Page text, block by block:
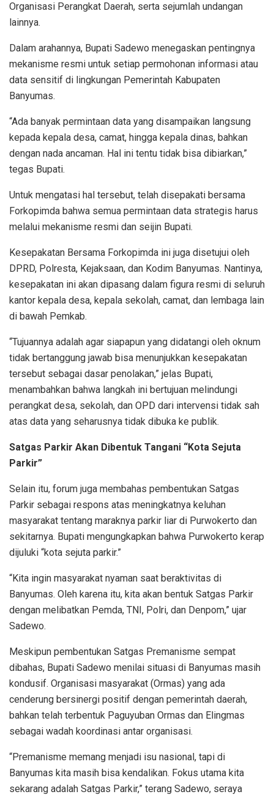
Organisasi Perangkat Daerah, serta sejumlah undangan
lainnya.
Dalam arahannya, Bupati Sadewo menegaskan pentingnya
mekanisme resmi untuk setiap permohonan informasi atau
data sensitif di lingkungan Pemerintah Kabupaten
Banyumas.
“Ada banyak permintaan data yang disampaikan langsung
kepada kepala desa, camat, hingga kepala dinas, bahkan
dengan nada ancaman. Hal ini tentu tidak bisa dibiarkan,”
tegas Bupati.
Untuk mengatasi hal tersebut, telah disepakati bersama
Forkopimda bahwa semua permintaan data strategis harus
melalui mekanisme resmi dan seijin Bupati.
Kesepakatan Bersama Forkopimda ini juga disetujui oleh
DPRD, Polresta, Kejaksaan, dan Kodim Banyumas. Nantinya,
kesepakatan ini akan dipasang dalam figura resmi di seluruh
kantor kepala desa, kepala sekolah, camat, dan lembaga lain
di bawah Pemkab.
“Tujuannya adalah agar siapapun yang didatangi oleh oknum
tidak bertanggung jawab bisa menunjukkan kesepakatan
tersebut sebagai dasar penolakan,” jelas Bupati,
menambahkan bahwa langkah ini bertujuan melindungi
perangkat desa, sekolah, dan OPD dari intervensi tidak sah
atas data yang seharusnya tidak dibuka ke publik.
Satgas Parkir Akan Dibentuk Tangani “Kota Sejuta
Parkir”
Selain itu, forum juga membahas pembentukan Satgas
Parkir sebagai respons atas meningkatnya keluhan
masyarakat tentang maraknya parkir liar di Purwokerto dan
sekitarnya. Bupati mengungkapkan bahwa Purwokerto kerap
dijuluki “kota sejuta parkir.”
“Kita ingin masyarakat nyaman saat beraktivitas di
Banyumas. Oleh karena itu, kita akan bentuk Satgas Parkir
dengan melibatkan Pemda, TNI, Polri, dan Denpom,” ujar
Sadewo.
Meskipun pembentukan Satgas Premanisme sempat
dibahas, Bupati Sadewo menilai situasi di Banyumas masih
kondusif. Organisasi masyarakat (Ormas) yang ada
cenderung bersinergi positif dengan pemerintah daerah,
bahkan telah terbentuk Paguyuban Ormas dan Elingmas
sebagai wadah koordinasi antar organisasi.
“Premanisme memang menjadi isu nasional, tapi di
Banyumas kita masih bisa kendalikan. Fokus utama kita
sekarang adalah Satgas Parkir,” terang Sadewo, seraya